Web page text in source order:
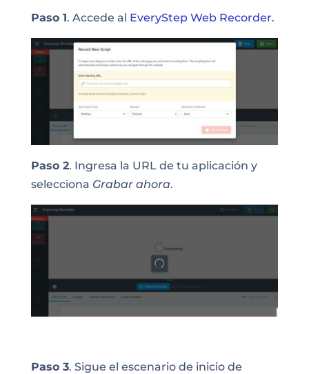
Paso 1. Accede al EveryStep Web Recorder.
Paso 2. Ingresa la URL de tu aplicación y
selecciona Grabar ahora.
Paso 3. Sigue el escenario de inicio de